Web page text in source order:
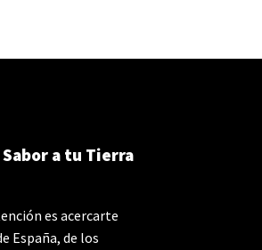
a tu Tierra
es acercarte
España, de los